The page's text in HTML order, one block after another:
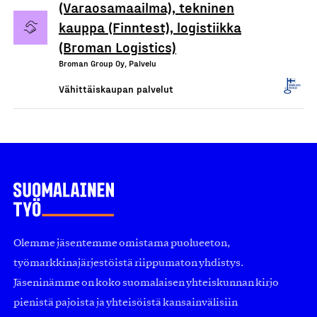
(Varaosamaailma), tekninen
kauppa (Finntest), logistiikka
(Broman Logistics)
Broman Group Oy, Palvelu
Vähittäiskaupan palvelut
Olemme jäsentemme omistama puolueeton,
työmarkkinajärjestöistä riippumaton yhdistys.
Jäseninämme on koko suomalaisen yhteiskunnan kirjo
pienistä pajoista ja yhteisöistä kansainvälisiin